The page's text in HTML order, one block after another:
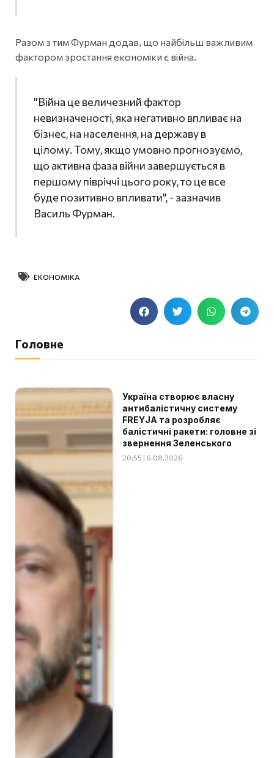
Разом з тим Фурман додав, що найбільш важливим
фактором зростання економіки є війна.
"Війна це величезний фактор
невизначеності, яка негативно впливає на
бізнес, на населення, на державу в
цілому. Тому, якщо умовно прогнозуємо,
що активна фаза війни завершується в
першому півріччі цього року, то це все
буде позитивно впливати", - зазначив
Василь Фурман.
ЕКОНОМІКА
Головне
Україна створює власну
антибалістичну систему
FREYJA та розробляє
балістичні ракети: головне зі
звернення Зеленського
20:55 | 6.08.2026